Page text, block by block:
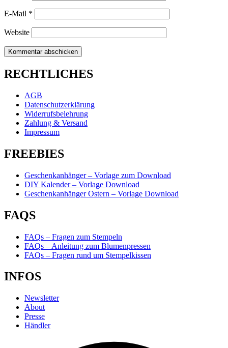
E-Mail *
Website
RECHTLICHES
AGB
Datenschutzerklärung
Widerrufsbelehrung
Zahlung & Versand
Impressum
FREEBIES
Geschenkanhänger – Vorlage zum Download
DIY Kalender – Vorlage Download
Geschenkanhänger Ostern – Vorlage Download
FAQS
FAQs – Fragen zum Stempeln
FAQs – Anleitung zum Blumenpressen
FAQs – Fragen rund um Stempelkissen
INFOS
Newsletter
About
Presse
Händler